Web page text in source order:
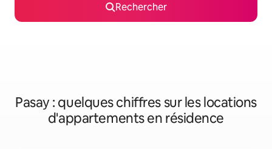
Rechercher
Pasay : quelques chiffres sur les locations
d'appartements en résidence